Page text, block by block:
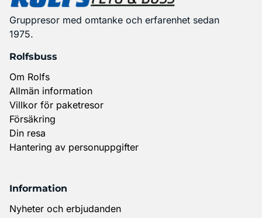
Gruppresor med omtanke och erfarenhet sedan
1975.
Rolfsbuss
Om Rolfs
Allmän information
Villkor för paketresor
Försäkring
Din resa
Hantering av personuppgifter
Information
Nyheter och erbjudanden